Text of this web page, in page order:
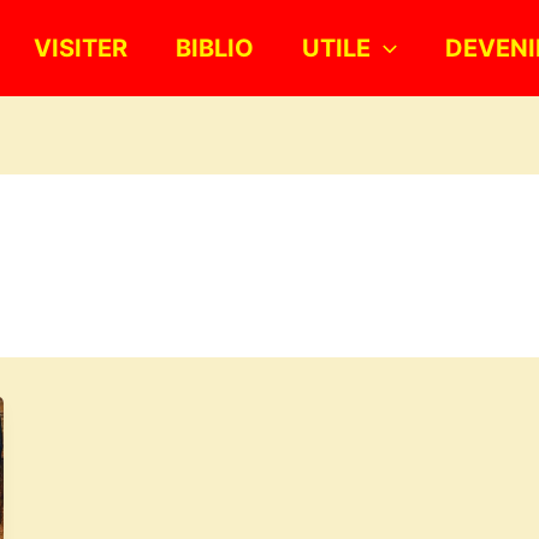
VISITER BIBLIO UTILE